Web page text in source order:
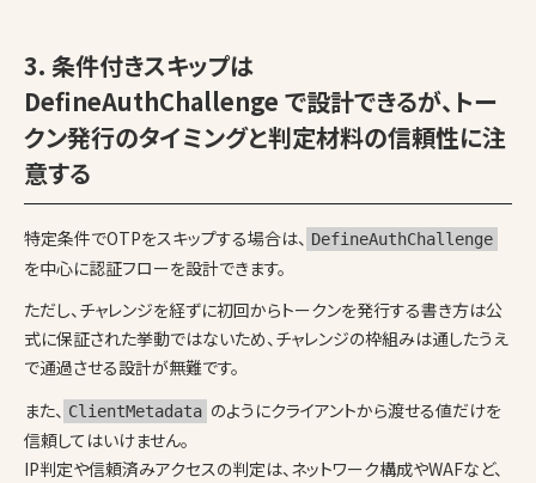
3. 条件付きスキップは
DefineAuthChallenge で設計できるが、トー
クン発行のタイミングと判定材料の信頼性に注
意する
特定条件でOTPをスキップする場合は、 DefineAuthChallenge
を中心に認証フローを設計できます。
ただし、チャレンジを経ずに初回からトークンを発行する書き方は公
式に保証された挙動ではないため、チャレンジの枠組みは通したうえ
で通過させる設計が無難です。
また、 ClientMetadata のようにクライアントから渡せる値だけを
信頼してはいけません。
IP判定や信頼済みアクセスの判定は、ネットワーク構成やWAFなど、